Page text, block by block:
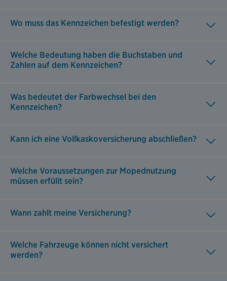
Wo muss das Kennzeichen befestigt werden?
Welche Bedeutung haben die Buchstaben und
Zahlen auf dem Kennzeichen?
Was bedeutet der Farbwechsel bei den
Kennzeichen?
Kann ich eine Vollkaskoversicherung abschließen?
Welche Voraussetzungen zur Mopednutzung
müssen erfüllt sein?
Wann zahlt meine Versicherung?
Welche Fahrzeuge können nicht versichert
werden?